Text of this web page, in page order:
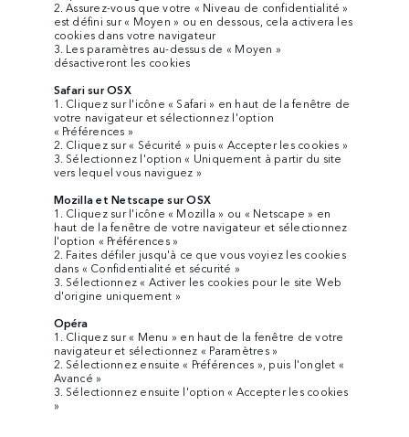
2. Assurez-vous que votre « Niveau de confidentialité »
est défini sur « Moyen » ou en dessous, cela activera les
cookies dans votre navigateur
3. Les paramètres au-dessus de « Moyen »
désactiveront les cookies
Safari sur OSX
1. Cliquez sur l'icône « Safari » en haut de la fenêtre de
votre navigateur et sélectionnez l'option
« Préférences »
2. Cliquez sur « Sécurité » puis « Accepter les cookies »
3. Sélectionnez l'option « Uniquement à partir du site
vers lequel vous naviguez »
Mozilla et Netscape sur OSX
1. Cliquez sur l'icône « Mozilla » ou « Netscape » en
haut de la fenêtre de votre navigateur et sélectionnez
l'option « Préférences »
2. Faites défiler jusqu'à ce que vous voyiez les cookies
dans « Confidentialité et sécurité »
3. Sélectionnez « Activer les cookies pour le site Web
d'origine uniquement »
Opéra
1. Cliquez sur « Menu » en haut de la fenêtre de votre
navigateur et sélectionnez « Paramètres »
2. Sélectionnez ensuite « Préférences », puis l'onglet «
Avancé »
3. Sélectionnez ensuite l'option « Accepter les cookies
»